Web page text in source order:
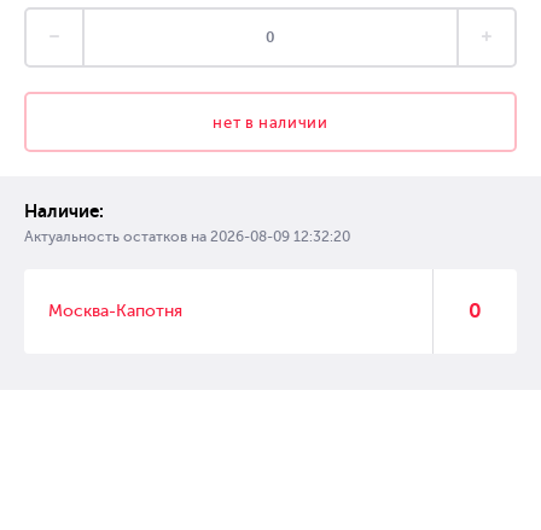
нет в наличии
Наличие:
Актуальность остатков на 2026-08-09 12:32:20
Москва-Капотня 0